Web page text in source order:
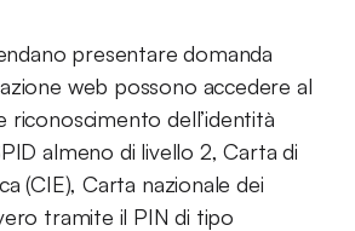
presentare domanda
web possono accedere al
riconoscimento dell’identità
almeno di livello 2, Carta di
(CIE), Carta nazionale dei
tramite il PIN di tipo